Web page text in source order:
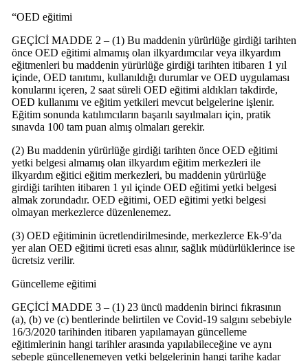
“OED eğitimi
GEÇİCİ MADDE 2 – (1) Bu maddenin yürürlüğe girdiği tarihten
önce OED eğitimi almamış olan ilkyardımcılar veya ilkyardım
eğitmenleri bu maddenin yürürlüğe girdiği tarihten itibaren 1 yıl
içinde, OED tanıtımı, kullanıldığı durumlar ve OED uygulaması
konularını içeren, 2 saat süreli OED eğitimi aldıkları takdirde,
OED kullanımı ve eğitim yetkileri mevcut belgelerine işlenir.
Eğitim sonunda katılımcıların başarılı sayılmaları için, pratik
sınavda 100 tam puan almış olmaları gerekir.
(2) Bu maddenin yürürlüğe girdiği tarihten önce OED eğitimi
yetki belgesi almamış olan ilkyardım eğitim merkezleri ile
ilkyardım eğitici eğitim merkezleri, bu maddenin yürürlüğe
girdiği tarihten itibaren 1 yıl içinde OED eğitimi yetki belgesi
almak zorundadır. OED eğitimi, OED eğitimi yetki belgesi
olmayan merkezlerce düzenlenemez.
(3) OED eğitiminin ücretlendirilmesinde, merkezlerce Ek-9’da
yer alan OED eğitimi ücreti esas alınır, sağlık müdürlüklerince ise
ücretsiz verilir.
Güncelleme eğitimi
GEÇİCİ MADDE 3 – (1) 23 üncü maddenin birinci fıkrasının
(a), (b) ve (c) bentlerinde belirtilen ve Covid-19 salgını sebebiyle
16/3/2020 tarihinden itibaren yapılamayan güncelleme
eğitimlerinin hangi tarihler arasında yapılabileceğine ve aynı
sebeple güncellenemeyen yetki belgelerinin hangi tarihe kadar